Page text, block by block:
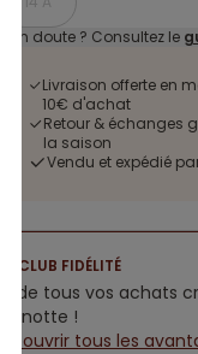
Un doute ? Consultez le
Livraison offerte en
10€ d'achat
Retour & échanges
la saison
Vendu et expédié
CLUB FIDÉLITÉ
5% de tous vos achats
cagnotte !
Découvrir tous les